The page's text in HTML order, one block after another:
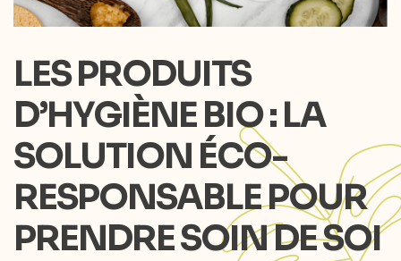
LES PRODUITS
D’HYGIÈNE BIO : LA
SOLUTION ÉCO-
RESPONSABLE POUR
PRENDRE SOIN DE SOI